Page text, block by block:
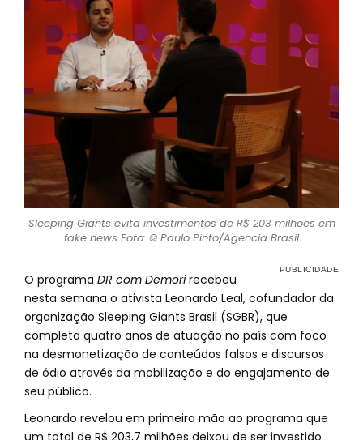
Sleeping Giants evita investimentos de R$ 203 milhões em
fake news Foto: © Paulo Pinto/Agencia Brasil
O programa DR com Demorirecebeu
nesta semana o ativista Leonardo Leal, cofundador da
organização Sleeping Giants Brasil (SGBR), que
completa quatro anos de atuação no país com foco
na desmonetização de conteúdos falsos e discursos
de ódio através da mobilização e do engajamento de
seu público.
Leonardo revelou em primeira mão ao programa que
um total de R$ 203,7 milhões deixou de ser investido